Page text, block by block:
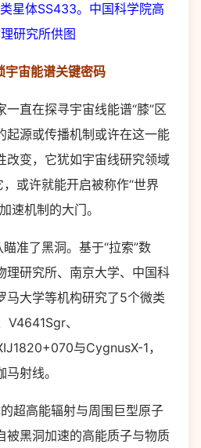
星体SS433。中国科学院高
研究所供图
宙能谱关键密码
直在探寻宇宙线能谱“膝”区
起源或传播机制或许在这一能
改变，它犹如宇宙线研究领域
，或许就能开启被称作“世界
速机制的大门。
准了黑洞。基于“拉索”数
理研究所、南京大学、中国科
马大学等机构研究了5个微类
V4641Sgr、
与CygnusX-1，
射线。
高能辐射与周围巨型原子
被黑洞加速的高能质子与物质